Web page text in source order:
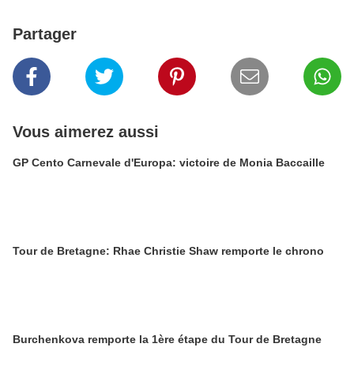
Partager
Vous aimerez aussi
GP Cento Carnevale d'Europa: victoire de Monia Baccaille
Tour de Bretagne: Rhae Christie Shaw remporte le chrono
Burchenkova remporte la 1ère étape du Tour de Bretagne